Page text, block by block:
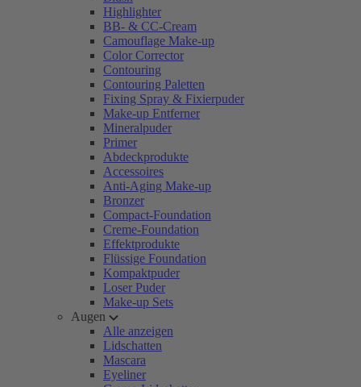
Highlighter
BB- & CC-Cream
Camouflage Make-up
Color Corrector
Contouring
Contouring Paletten
Fixing Spray & Fixierpuder
Make-up Entferner
Mineralpuder
Primer
Abdeckprodukte
Accessoires
Anti-Aging Make-up
Bronzer
Compact-Foundation
Creme-Foundation
Effektprodukte
Flüssige Foundation
Kompaktpuder
Loser Puder
Make-up Sets
Augen
Alle anzeigen
Lidschatten
Mascara
Eyeliner